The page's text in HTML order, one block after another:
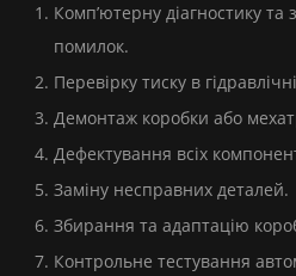
Комп’ютерну діагностику та
помилок.
Перевірку тиску в
Демонтаж коробки або
Дефектування всіх
Заміну несправних деталей.
Збирання та адаптацію
Контрольне тестування